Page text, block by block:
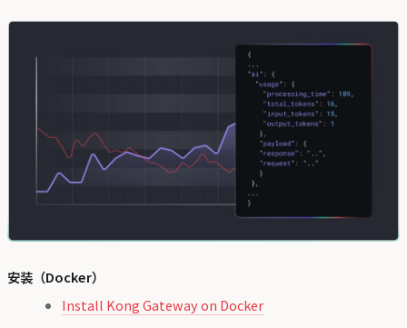
安装（Docker）
Install Kong Gateway on Docker